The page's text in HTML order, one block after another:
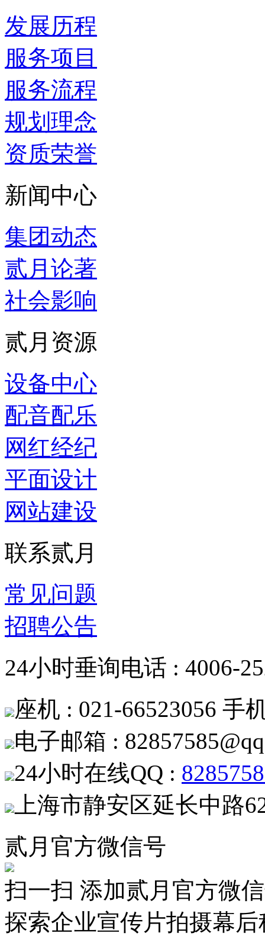
发展历程
服务项目
服务流程
规划理念
资质荣誉
新闻中心
集团动态
贰月论著
社会影响
贰月资源
设备中心
配音配乐
网红经纪
平面设计
网站建设
联系贰月
常见问题
招聘公告
24小时垂询电话 : 4006-
座机 : 021-66523056 手
电子邮箱 :
24小时在线QQ :
上海市静安区延长中路
贰月官方微信号
扫一扫 添加贰月官方微
探索企业宣传片拍摄幕后